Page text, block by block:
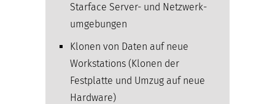
Starface Server- und Netzwerk­
umgebungen
Klonen von Daten auf neue
Workstations (Klonen der
Festplatte und Umzug auf neue
Hardware)